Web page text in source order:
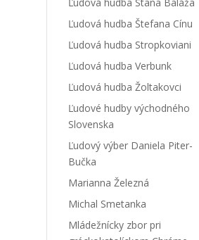
Ľudová hudba Štefana Cínu
Ľudová hudba Stropkoviani
Ľudová hudba Verbunk
Ľudová hudba Žoltakovci
Ľudové hudby východného
Slovenska
Ľudový výber Daniela Piter-
Bučka
Marianna Železná
Michal Smetanka
Mládežnícky zbor pri